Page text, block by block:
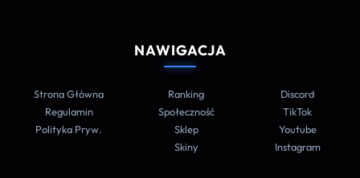
NAWIGACJA
Strona Główna
Regulamin
Polityka Pryw.
Ranking
Społeczność
Sklep
Skiny
Discord
TikTok
Youtube
Instagram